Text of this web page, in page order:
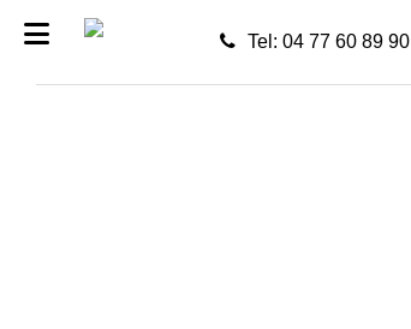
Tel: 04 77 60 89 90